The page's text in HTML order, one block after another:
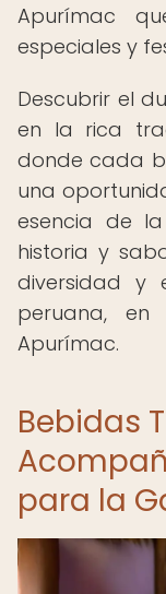
Apurímac
especiales y
Descubrir el
en la rica
donde cada
una
esencia de
historia y
diversidad y
peruana,
Apurímac.
Bebidas
para la